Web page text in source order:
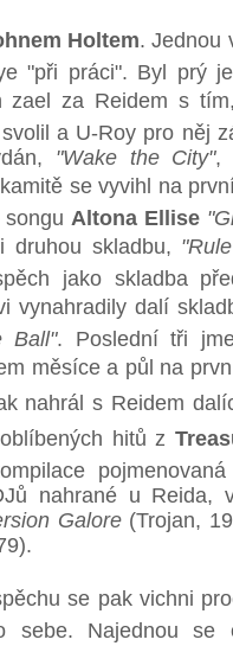
Holtem. Jednou
"při práci". Byl prý
zael za Reidem s
a U-Roy pro něj
"Wake the City",
se vyvihl na
Altona Ellise
druhou skladbu,
jako skladba
vynahradily dalí
Ball". Poslední tři
měsíce a půl na
nahrál s Reidem
hitů z
pojmenovaná
nahrané u Reida,
Galore(Trojan,
se pak vichni
sebe. Najednou se